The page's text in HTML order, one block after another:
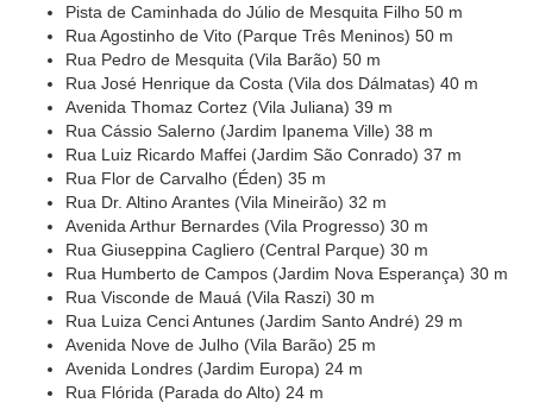
Pista de Caminhada do Júlio de Mesquita Filho 50 m
Rua Agostinho de Vito (Parque Três Meninos) 50 m
Rua Pedro de Mesquita (Vila Barão) 50 m
Rua José Henrique da Costa (Vila dos Dálmatas) 40 m
Avenida Thomaz Cortez (Vila Juliana) 39 m
Rua Cássio Salerno (Jardim Ipanema Ville) 38 m
Rua Luiz Ricardo Maffei (Jardim São Conrado) 37 m
Rua Flor de Carvalho (Éden) 35 m
Rua Dr. Altino Arantes (Vila Mineirão) 32 m
Avenida Arthur Bernardes (Vila Progresso) 30 m
Rua Giuseppina Cagliero (Central Parque) 30 m
Rua Humberto de Campos (Jardim Nova Esperança) 30 m
Rua Visconde de Mauá (Vila Raszi) 30 m
Rua Luiza Cenci Antunes (Jardim Santo André) 29 m
Avenida Nove de Julho (Vila Barão) 25 m
Avenida Londres (Jardim Europa) 24 m
Rua Flórida (Parada do Alto) 24 m